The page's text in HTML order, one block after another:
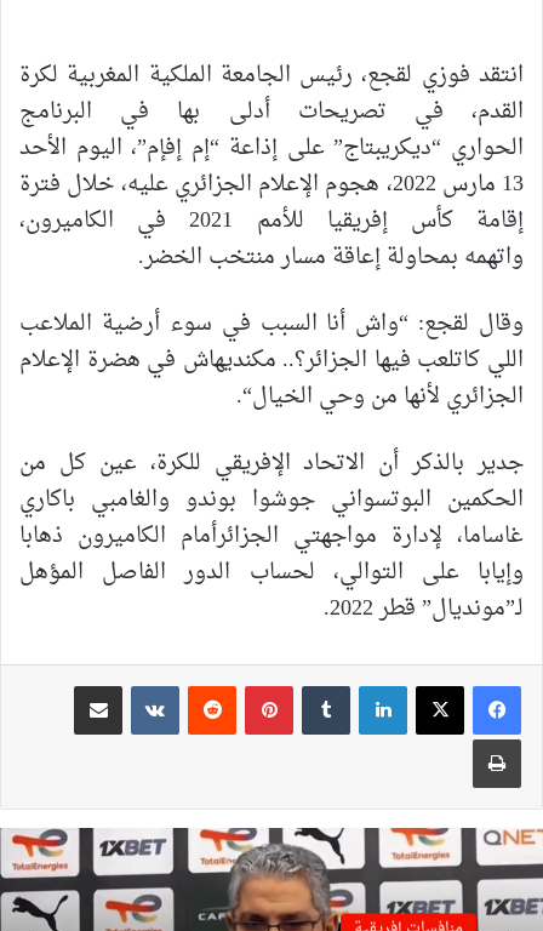
انتقد فوزي لقجع، رئيس الجامعة الملكية المغربية لكرة
القدم،
في تصريحات أدلى بها في
البرنامج
الحواري “ديكريبتاج” على إذاعة “إم إفإم”، اليوم الأحد
13 مارس ، هجوم الإعلام الجزائري عليه، خلال فترة
إقامة كأس إفريقيا للأمم في الكاميرون،
واتهمه بمحاولةإعاقة مسارمنتخب الخضر.
وقال لقجع: “واش أنا السبب في سوء أرضية الملاعب
اللي كاتلعب فيها الجزائر؟.. مكنديهاش في هضرة الإعلام
الجزائري لأنها من وحي الخيال“.
جدير بالذكر أن الاتحاد الإفريقي للكرة، عين كل من
الحكمين البوتسواني جوشوا بوندو والغامبي باكاري
غاساما، لإدارة مواجهتي الجزائرأمام الكاميرون ذهابا
وإيابا على التوالي، لحساب الدور الفاصل المؤهل
لـ”مونديال” قطر 2022.
لينكدإن بينتيريست
مشاركة عبر البريد
طباعة